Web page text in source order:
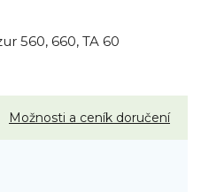
560, 660, TA 60
Možnosti a ceník doručení